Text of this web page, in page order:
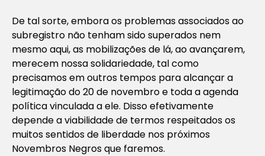
De tal sorte, embora os problemas associados ao
subregistro não tenham sido superados nem
mesmo aqui, as mobilizações de lá, ao avançarem,
merecem nossa solidariedade, tal como
precisamos em outros tempos para alcançar a
legitimação do 20 de novembro e toda a agenda
política vinculada a ele. Disso efetivamente
depende a viabilidade de termos respeitados os
muitos sentidos de liberdade nos próximos
Novembros Negros que faremos.